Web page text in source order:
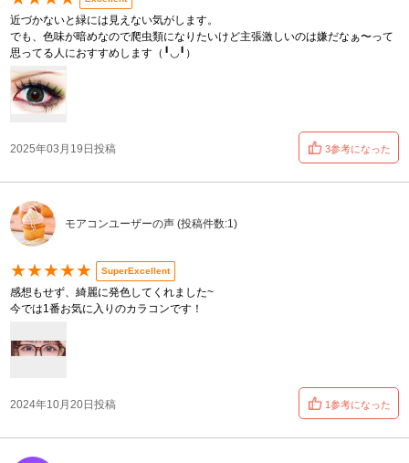
近づかないと緑には見えない気がします。
でも、色味が暗めなので爬虫類になりたいけど主張激しいのは嫌だなぁ〜って
思ってる人におすすめします（╹◡╹）
2025年03月19日投稿 3参考になった
モアコンユーザーの声 (投稿件数:1)
★★★★★ SuperExcellent
感想もせず、綺麗に発色してくれました~
今では1番お気に入りのカラコンです！
2024年10月20日投稿 1参考になった